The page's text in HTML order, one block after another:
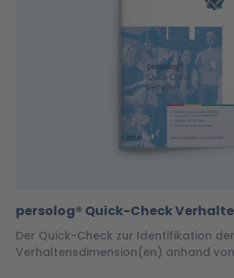
persolog® Quick-Check
Der Quick-Check zur Identifikation
Verhaltensdimension(en) anhand von